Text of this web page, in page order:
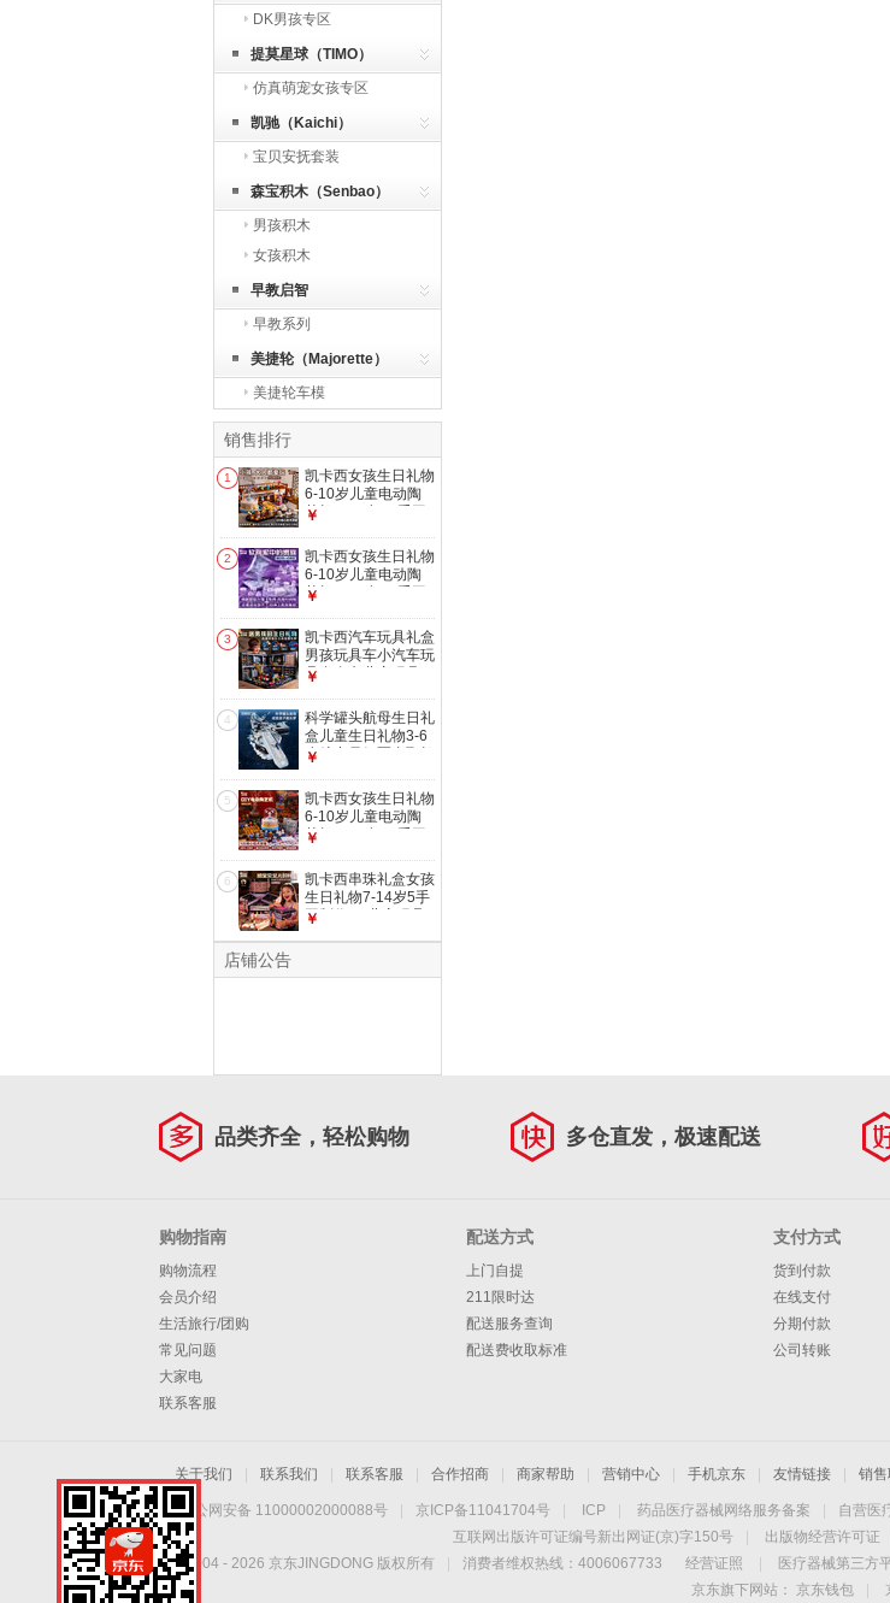
DK男孩专区
提莫星球（TIMO）
仿真萌宠女孩专区
凯驰（Kaichi）
宝贝安抚套装
森宝积木（Senbao）
男孩积木
女孩积木
早教启智
早教系列
美捷轮（Majorette）
美捷轮车模
销售排行
1
凯卡西女孩生日礼物
6-10岁儿童电动陶
艺机8-12岁diy手工
华款】我是陶艺师
（礼品袋+陶泥+教
学视频） 女孩生日
礼物5-7-9-10-11送
小学生送女儿的礼物
￥
2
凯卡西女孩生日礼物
6-10岁儿童电动陶
艺机8-12岁diy手工
泥补充装（两斤）
女孩生日礼物5-7-9-
10-11送小学生送女
儿的礼物
￥
3
凯卡西汽车玩具礼盒
男孩玩具车小汽车玩
具合金车儿童玩具3-
金车礼盒/可手提/带
礼袋 儿童节礼物3-
4-5-6岁合金玩具车
+可变色+灯光+修理
台
￥
4
科学罐头航母生日礼
盒儿童生日礼物3-6
岁航空母舰军事飞机
母模统一号
（160294）
￥
5
凯卡西女孩生日礼物
6-10岁儿童电动陶
艺机8-12岁diy手工
配款】我是陶艺师-
陶艺机无礼袋（陶泥
+教学视频） 女孩生
日礼物5-7-9-10-11
送小学生送女儿的礼
￥
6
凯卡西串珠礼盒女孩
生日礼物7-14岁5手
工制作diy儿童玩具
￥
店铺公告
品类齐全，轻松购物 多仓直发，极速配送
购物指南
购物流程
会员介绍
生活旅行/团购
常见问题
大家电
联系客服
配送方式
上门自提
211限时达
配送服务查询
配送费收取标准
支付方式
货到付款
在线支付
分期付款
公司转账
关于我们 联系我们 联系客服 合作招商 商家帮助 营销中心 手机京东 友情链接 销售
京公网安备 11000002000088号 京ICP备11041704号 ICP 药品医疗器械网络服务备案 自营医
互联网出版许可证编号新出网证(京)字150号
出版物经营许可证
Copyright © 2004 - 2026 京东JINGDONG 版权所有 消费者维权热线：4006067733 经营证照 医疗器械第三方
京东旗下网站：
京东钱包